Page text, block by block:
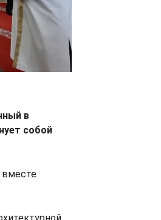
в
собой